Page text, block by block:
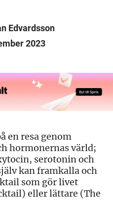
Edvardsson
2023
en resa genom
hormonernas värld;
serotonin och
kan framkalla och
som gör livet
eller lättare (The